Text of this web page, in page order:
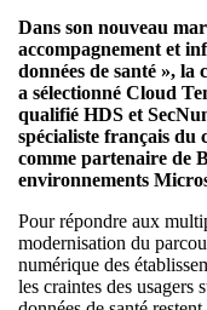
Dans son nouveau
accompagnement et
données de santé »,
a sélectionné Cloud
qualifié HDS et
spécialiste français du
comme partenaire de
environnements
Pour répondre aux
modernisation du
numérique des
les craintes des usagers